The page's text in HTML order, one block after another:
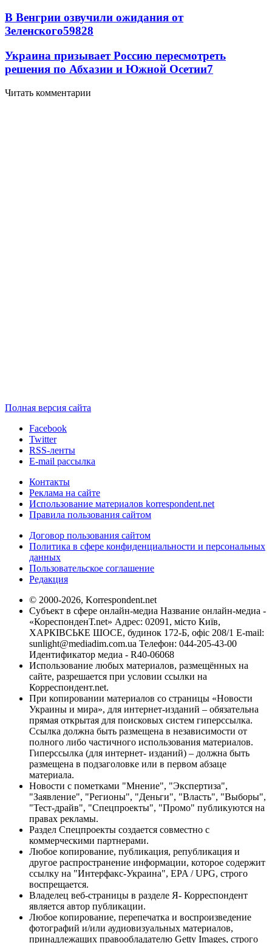
В Венгрии озвучили ожидания от
Зеленского59828
Украина призывает Россию пересмотреть
решения по Абхазии и Южной Осетии7
Читать комментарии
Полная версия сайта
Facebook
Twitter
RSS-ленты
E-mail рассылка
Контакты
Реклама на сайте
Использование материалов korrespondent.net
Правила пользования сайтом
Договор пользования сайтом
Политика в сфере конфиденциальности и персональных
данных
Пользовательское соглашение
Редакция
© 2000-2026, Korrespondent.net
Субъект в сфере онлайн-медиа Название онлайн-медиа -
«КореспонденТ.net» Адрес: 02091, місто Київ,
ХАРКІВСЬКЕ ШОСЕ, будинок 172-Б, офіс 208/1 E-mail:
sunlight@mediadim.com.ua Телефон: 044-205-43-00
Идентификатор медиа - R40-06068
Использование любых материалов, размещённых на
сайте, разрешается при условии ссылки на
Корреспондент.net.
При копировании материалов со страницы «Новости
Украины и мира», для интернет-изданий – обязательна
прямая открытая для поисковых систем гиперссылка.
Ссылка должна быть размещена в независимости от
полного либо частичного использования материалов.
Гиперссылка (для интернет- изданий) – должна быть
размещена в подзаголовке или в первом абзаце
материала.
Новости с пометками "Мнение", "Экспертиза",
"Заявление", "Регионы", "Деньги", "Власть", "Выборы",
"Тест-драйв", "Спецпроекты", "Промо" публикуются на
правах рекламы.
Раздел Спецпроекты создается совместно с
коммерческими партнерами.
Любое копирование, публикация, републикация и
другое распространение информации, которое содержит
ссылку на "Интерфакс-Украина", EPA / UPG, строго
воспрещается.
Владелец веб-страницы в разделе Я- Корреспондент
является автор публикации.
Любое копирование, перепечатка и воспроизведение
фотографий и/или аудиовизуальных материалов,
принадлежащих правообладателю Getty Images, строго